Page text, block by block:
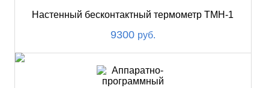
Настенный бесконтактный термометр ТМН-1
9300 руб.